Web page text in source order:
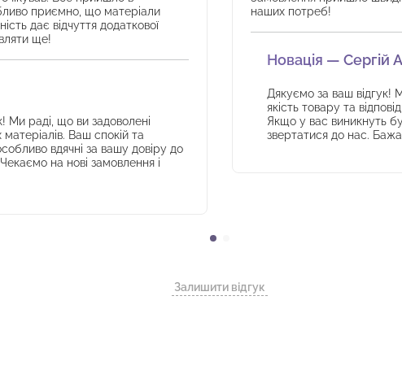
приємно, що матеріали
дає відчуття додаткової
ще!
Ми раді, що ви задоволені
Ваш спокій та
вдячні за вашу довіру до
на нові замовлення і
наших потреб!
Новація — Сергій
Дякуємо за ваш відгук!
якість товару та
Якщо у вас виникнуть
звертатися до нас.
Залишити відгук